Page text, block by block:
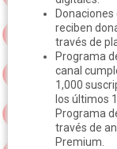
reciben
través de
Programa
canal
1,000
los últimos
Programa
través de
Premium.